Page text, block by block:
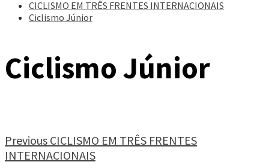
CICLISMO EM TRÊS FRENTES INTERNACIONAIS
Ciclismo Júnior
Ciclismo Júnior
Continue
Reading
Previous CICLISMO EM TRÊS FRENTES
INTERNACIONAIS